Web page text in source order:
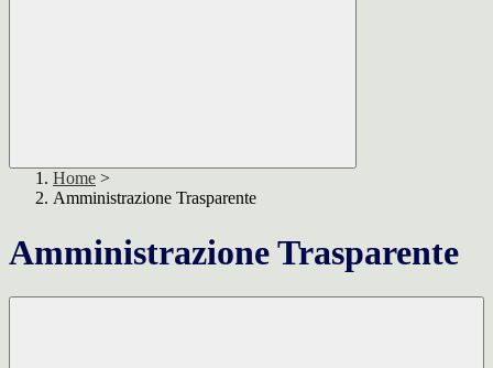
Home >
Amministrazione Trasparente
Amministrazione Trasparente